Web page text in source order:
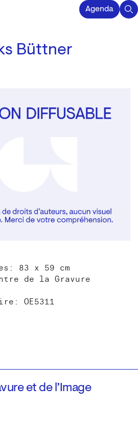
Agenda
Büttner
83 x 59 cm
de la Gravure
OE5311
et de l’Image